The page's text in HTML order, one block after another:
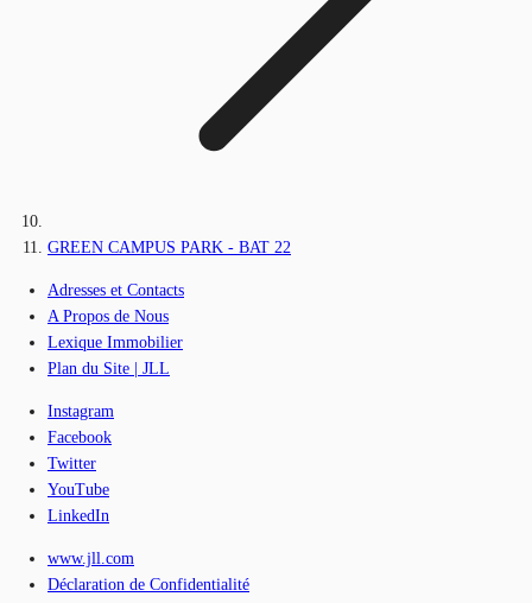
GREEN CAMPUS PARK - BAT 22
Adresses et Contacts
A Propos de Nous
Lexique Immobilier
Plan du Site | JLL
Instagram
Facebook
Twitter
YouTube
LinkedIn
www.jll.com
Déclaration de Confidentialité